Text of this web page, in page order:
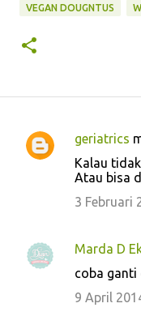
VEGAN DOUGNTUS
K
n
t
geriatrics
Kalau
Atau bisa
3 Februari
Marda D
coba ganti
9 April